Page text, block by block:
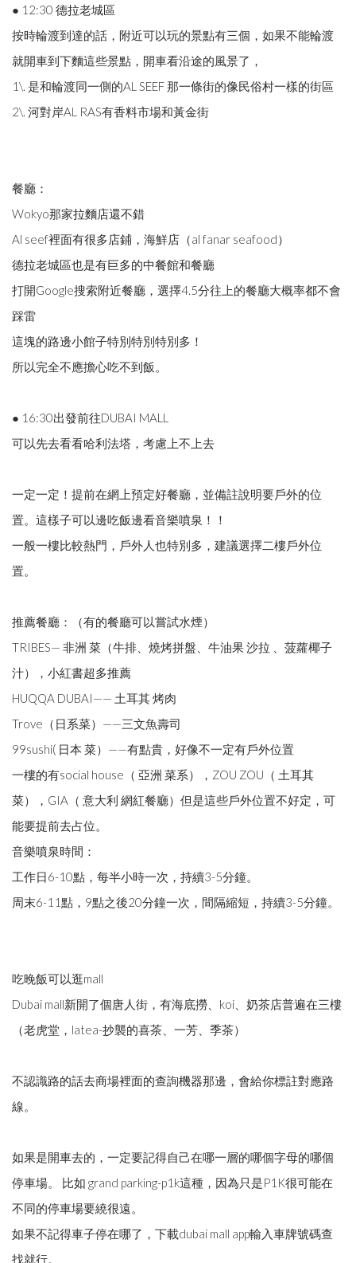
● 12:30 德拉老城區
按時輪渡到達的話，附近可以玩的景點有三個，如果不能輪渡
就開車到下麵這些景點，開車看沿途的風景了，
1\. 是和輪渡同一側的AL SEEF 那一條街的像民俗村一樣的街區
2\. 河對岸AL RAS有香料市場和黃金街
餐廳：
Wokyo那家拉麵店還不錯
Al seef裡面有很多店鋪，海鮮店（al fanar seafood）
德拉老城區也是有巨多的中餐館和餐廳
打開Google搜索附近餐廳，選擇4.5分往上的餐廳大概率都不會
踩雷
這塊的路邊小館子特別特別特別多！
所以完全不應擔心吃不到飯。
● 16:30出發前往DUBAI MALL
可以先去看看哈利法塔，考慮上不上去
一定一定！提前在網上預定好餐廳，並備註說明要戶外的位
置。這樣子可以邊吃飯邊看音樂噴泉！！
一般一樓比較熱門，戶外人也特別多，建議選擇二樓戶外位
置。
推薦餐廳：（有的餐廳可以嘗試水煙）
TRIBES— 非洲 菜（牛排、燒烤拼盤、牛油果 沙拉 、菠蘿椰子
汁），小紅書超多推薦
HUQQA DUBAI—— 土耳其 烤肉
Trove（日系菜）——三文魚壽司
99sushi( 日本 菜）——有點貴，好像不一定有戶外位置
一樓的有social house（ 亞洲 菜系），ZOU ZOU（ 土耳其
菜），GIA（ 意大利 網紅餐廳）但是這些戶外位置不好定，可
能要提前去占位。
音樂噴泉時間：
工作日6-10點，每半小時一次，持續3-5分鐘。
周末6-11點，9點之後20分鐘一次，間隔縮短，持續3-5分鐘。
吃晚飯可以逛mall
Dubai mall新開了個唐人街，有海底撈、koi、奶茶店普遍在三樓
（老虎堂，latea-抄襲的喜茶、一芳、季茶）
不認識路的話去商場裡面的查詢機器那邊，會給你標註對應路
線。
如果是開車去的，一定要記得自己在哪一層的哪個字母的哪個
停車場。 比如 grand parking-p1k這種，因為只是P1K很可能在
不同的停車場要繞很遠。
如果不記得車子停在哪了，下載dubai mall app輸入車牌號碼查
找就行。